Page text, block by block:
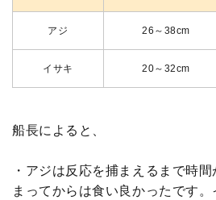
アジ 26～38cm
イサキ 20～32cm
船長によると、
・アジは反応を捕まえるまで時
まってからは食い良かったです